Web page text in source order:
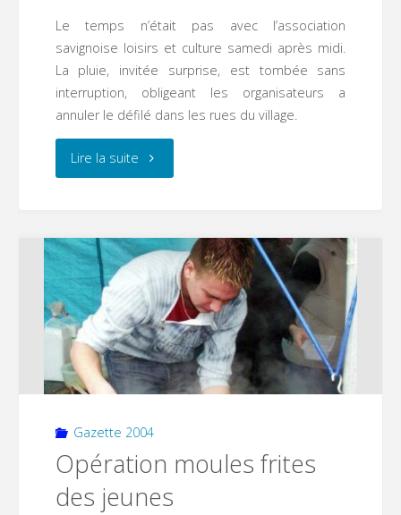
Le temps n’était pas avec l’association
savignoise loisirs et culture samedi après midi.
La pluie, invitée surprise, est tombée sans
interruption, obligeant les organisateurs a
annuler le défilé dans les rues du village.
Lire la suite"Carnaval
l’ASLEC
défilé
annulé
mais
bonne
humeur
assurée"
Gazette 2004
Opération moules frites
des jeunes